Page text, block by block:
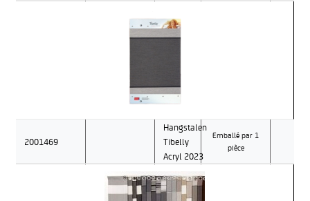
2001469
Hangstalen
Tibelly
Acryl 2023
Emballé par 1
pièce